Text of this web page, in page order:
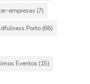
empresas (7)
Porto(66)
Eventos (15)